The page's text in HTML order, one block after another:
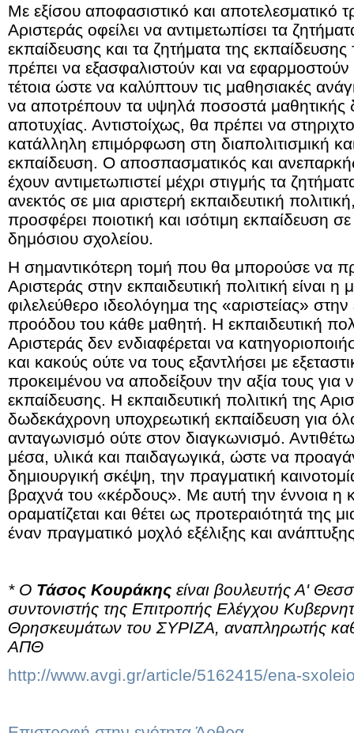
Με εξίσου αποφασιστικό και αποτελεσματικό
Αριστεράς οφείλει να αντιμετωπίσει τα
εκπαίδευσης και τα ζητήματα της
πρέπει να εξασφαλιστούν και να
τέτοια ώστε να καλύπτουν τις μαθησιακές
να αποτρέπουν τα υψηλά ποσοστά μαθητικής
αποτυχίας. Αντιστοίχως, θα πρέπει να
κατάλληλη επιμόρφωση στη διαπολιτισμική και
εκπαίδευση. Ο αποσπασματικός και
έχουν αντιμετωπιστεί μέχρι στιγμής τα
ανεκτός σε μια αριστερή εκπαιδευτική
προσφέρει ποιοτική και ισότιμη εκπαίδευση
δημόσιου σχολείου.
Η σημαντικότερη τομή που θα μπορούσε να
Αριστεράς στην εκπαιδευτική πολιτική είναι η
φιλελεύθερο ιδεολόγημα της «αριστείας» στην
προόδου του κάθε μαθητή. Η εκπαιδευτική
Αριστεράς δεν ενδιαφέρεται να
και κακούς ούτε να τους εξαντλήσει με
προκειμένου να αποδείξουν την αξία τους για
εκπαίδευσης. Η εκπαιδευτική πολιτική της
δωδεκάχρονη υποχρεωτική εκπαίδευση για
ανταγωνισμό ούτε στον διαγκωνισμό.
μέσα, υλικά και παιδαγωγικά, ώστε να
δημιουργική σκέψη, την πραγματική
βραχνά του «κέρδους». Με αυτή την έννοια η
οραματίζεται και θέτει ως προτεραιότητά της
έναν πραγματικό μοχλό εξέλιξης και
* Ο Τάσος Κουράκης είναι βουλευτής Α'
συντονιστής της Επιτροπής Ελέγχου
Θρησκευμάτων του ΣΥΡΙΖΑ, αναπληρωτής
ΑΠΘ
http://www.avgi.gr/article/5162415/ena-